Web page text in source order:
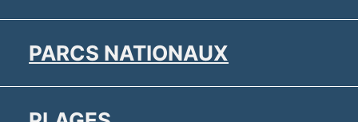
PARCS NATIONAUX